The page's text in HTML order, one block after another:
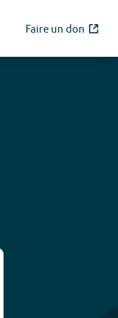
Faire un don